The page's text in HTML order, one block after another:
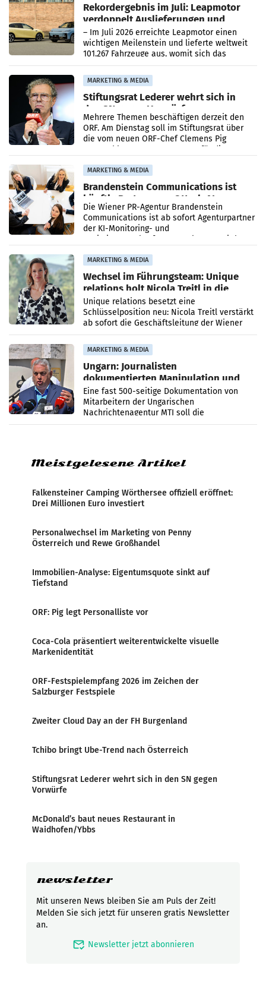
Rekordergebnis im Juli: Leapmotor
verdoppelt Auslieferungen und
überschreitet die 100.000er-Marke
– Im Juli 2026 erreichte Leapmotor einen
wichtigen Meilenstein und lieferte weltweit
101.267 Fahrzeuge aus, womit sich das
Ergebnis gegenüber Juli 2025 mehr als
verdoppelte (+102
MARKETING & MEDIA
Stiftungsrat Lederer wehrt sich in
den SN gegen Vorwürfe
Mehrere Themen beschäftigen derzeit den
ORF. Am Dienstag soll im Stiftungsrat über
die vom neuen ORF-Chef Clemens Pig
vorgeschlagenen Besetzungen für die
MARKETING & MEDIA
Brandenstein Communications ist
künftig Partner von OtterlyAI
Die Wiener PR-Agentur Brandenstein
Communications ist ab sofort Agenturpartner
der KI-Monitoring- und
Optimierungsplattform OtterlyAI. Damit baut
MARKETING & MEDIA
Wechsel im Führungsteam: Unique
relations holt Nicola Treitl in die
Geschäftsleitung
Unique relations besetzt eine
Schlüsselposition neu: Nicola Treitl verstärkt
ab sofort die Geschäftsleitung der Wiener
PR-Agentur an der Seite von Josef Kalina und
Anna Kalina-Mahr.
MARKETING & MEDIA
Ungarn: Journalisten
dokumentierten Manipulation und
Zensur
Eine fast 500-seitige Dokumentation von
Mitarbeitern der Ungarischen
Nachrichtenagentur MTI soll die
systematische Nachrichten-Manipulation und
Meistgelesene Artikel
Falkensteiner Camping Wörthersee offiziell eröffnet:
Drei Millionen Euro investiert
Personalwechsel im Marketing von Penny
Österreich und Rewe Großhandel
Immobilien-Analyse: Eigentumsquote sinkt auf
Tiefstand
ORF: Pig legt Personalliste vor
Coca-Cola präsentiert weiterentwickelte visuelle
Markenidentität
ORF-Festspielempfang 2026 im Zeichen der
Salzburger Festspiele
Zweiter Cloud Day an der FH Burgenland
Tchibo bringt Ube-Trend nach Österreich
Stiftungsrat Lederer wehrt sich in den SN gegen
Vorwürfe
McDonald’s baut neues Restaurant in
Waidhofen/Ybbs
newsletter
Mit unseren News bleiben Sie am Puls der Zeit!
Melden Sie sich jetzt für unseren gratis Newsletter
an.
mark_email_read Newsletter jetzt abonnieren